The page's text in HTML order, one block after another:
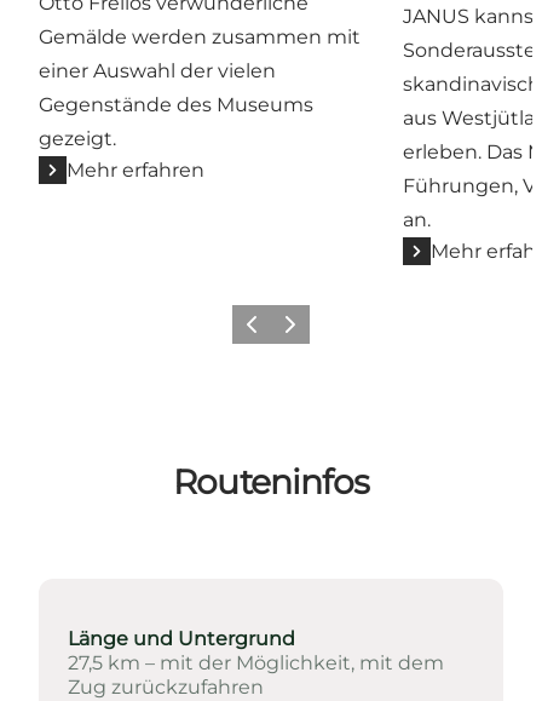
Gemälde werden zusammen mit
einer Auswahl der vielen
Gegenstände des Museums
gezeigt.
Mehr erfahren
JANUS
aus
erleben. Das
Führungen,
an.
Mehr
ZurückWeiter
Routeninfos
Länge und Untergrund
27,5 km – mit der Möglichkeit, mit dem
Zug zurückzufahren